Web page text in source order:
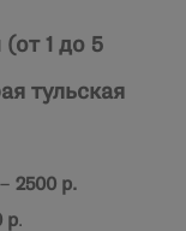
1 до 5
тульская
2500 р.
р.